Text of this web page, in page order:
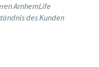
ArnhemLife
des Kunden